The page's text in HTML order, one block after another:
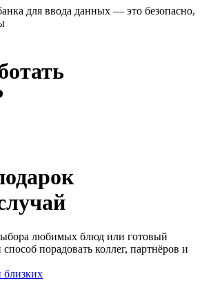
для ввода данных — это безопасно,
любимых блюд или готовый
порадовать коллег, партнёров и
близких